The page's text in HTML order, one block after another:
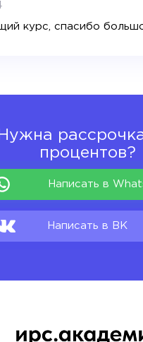
курс, спасибо
Нужна
процентов?
Написать в
Написать в ВК